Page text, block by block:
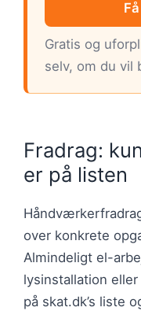
Gratis og
selv, om du vil
Fradrag:
er på listen
over konkrete
Almindeligt el-
lysinstallation
på skat.dk’s liste